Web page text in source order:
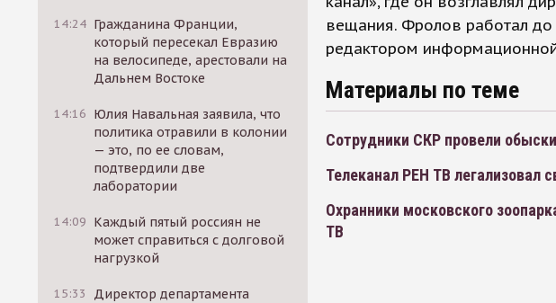
14:24 Гражданина Франции,
который пересекал Евразию
на велосипеде, арестовали на
Дальнем Востоке
14:16 Юлия Навальная заявила, что
политика отравили в колонии
— это, по ее словам,
подтвердили две
лаборатории
14:09 Каждый пятый россиян не
может справиться с долговой
нагрузкой
15:33
Директор департамента
вещания. Фролов работал до
редактором
Материалы по теме
Сотрудники СКР провели
Телеканал РЕН ТВ легализовал
Охранники московского
ТВ